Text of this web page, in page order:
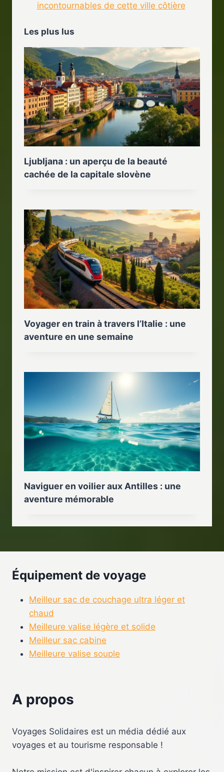
incontournables de cette ville côtière
Les plus lus
Ljubljana : un aperçu de la beauté
cachée de la capitale slovène
Voyager en train à travers l’Italie : une
aventure en une semaine
Naviguer en voilier aux Antilles : une
aventure mémorable
Équipement de voyage
Meilleur sac de couchage ultra léger et
chaud
Meilleure valise légère et solide
Meilleur sac cabine
Meilleure valise souple
A propos
Voyages Solidaires est un média dédié aux
voyages et au tourisme responsable !